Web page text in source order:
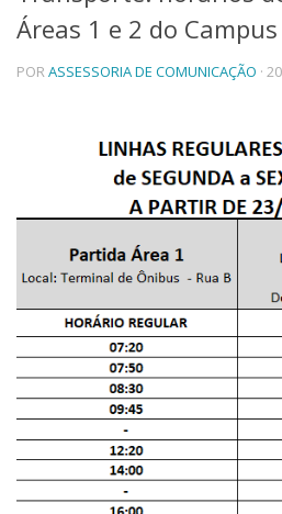
Telefones e Mapas
Pessoas
Ensino
Educação a distância
Cursos de Extensão
Pesquisa e Inovação
Linhas de Pesquisa
Centros, Núcleos e Projetos em
Pós-doutorado
Iniciação Científica
Transferência de Tecnologia
Empresas Juniores
Extensão à Comunidade
Projetos, Programas e Cursos
Artes, Cultura e Esportes
Museus e Espaços Interativos
Serviços
Áreas 1 e 2 do Campus
PORASSESSORIA DE COMUNICAÇÃO ·